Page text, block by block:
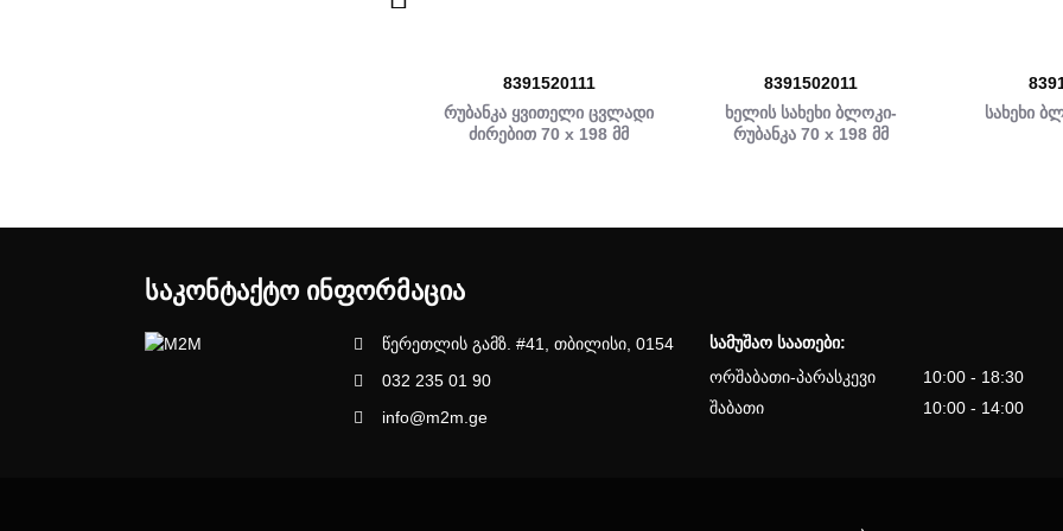
8391520111
რუბანკა ყვითელი ცვლადი
ძირებით 70 x 198 მმ
8391502011
ხელის სახეხი ბლოკი-
რუბანკა 70 x 198 მმ
სახეხი
ᲡᲐᲙᲝᲜᲢᲐᲥᲢᲝ ᲘᲜᲤᲝᲠᲛᲐᲪᲘᲐ
წერეთლის გამზ. #41, თბილისი, 0154
032 235 01 90
info@m2m.ge
სამუშაო საათები:
ორშაბათი-პარასკევი
10:00 - 18:30
შაბათი
10:00 - 14:00